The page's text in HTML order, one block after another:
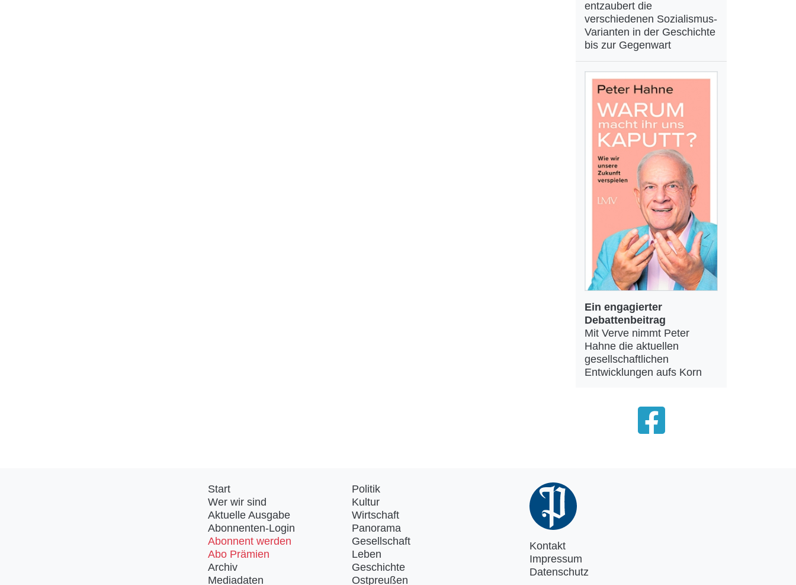
entzaubert die
verschiedenen Sozialismus-
Varianten in der Geschichte
bis zur Gegenwart
Ein engagierter
Debattenbeitrag
Mit Verve nimmt Peter
Hahne die aktuellen
gesellschaftlichen
Entwicklungen aufs Korn
Start
Wer wir sind
Aktuelle Ausgabe
Abonnenten-Login
Abonnent werden
Abo Prämien
Archiv
Mediadaten
Politik
Kultur
Wirtschaft
Panorama
Gesellschaft
Leben
Geschichte
Ostpreußen
Kontakt
Impressum
Datenschutz